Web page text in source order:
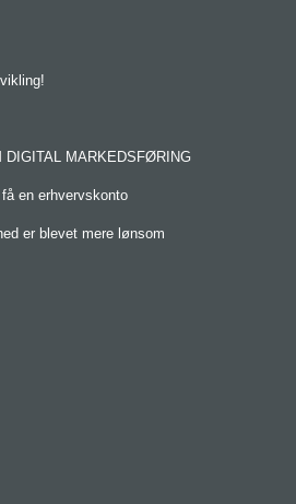
DIGITAL MARKEDSFØRING
en erhvervskonto
er blevet mere lønsom